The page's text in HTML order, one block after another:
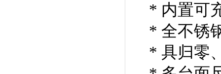
* 内置可
* 全不锈
* 具归零